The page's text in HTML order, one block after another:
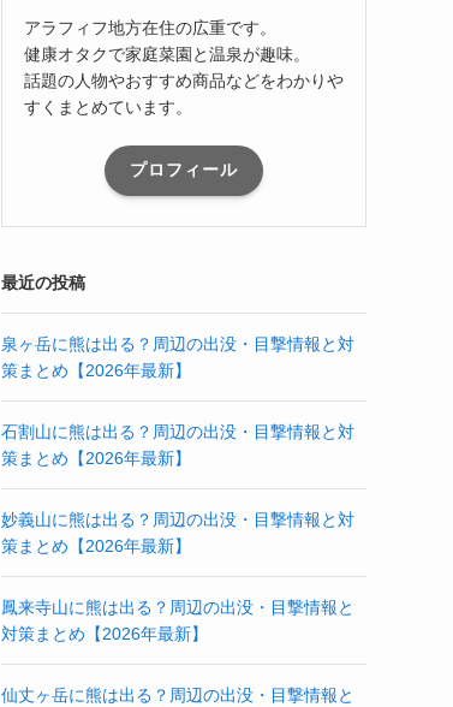
アラフィフ地方在住の広重です。
健康オタクで家庭菜園と温泉が趣味。
話題の人物やおすすめ商品などをわかりや
すくまとめています。
プロフィール
最近の投稿
泉ヶ岳に熊は出る？周辺の出没・目撃情報と対
策まとめ【2026年最新】
石割山に熊は出る？周辺の出没・目撃情報と対
策まとめ【2026年最新】
妙義山に熊は出る？周辺の出没・目撃情報と対
策まとめ【2026年最新】
鳳来寺山に熊は出る？周辺の出没・目撃情報と
対策まとめ【2026年最新】
仙丈ヶ岳に熊は出る？周辺の出没・目撃情報と